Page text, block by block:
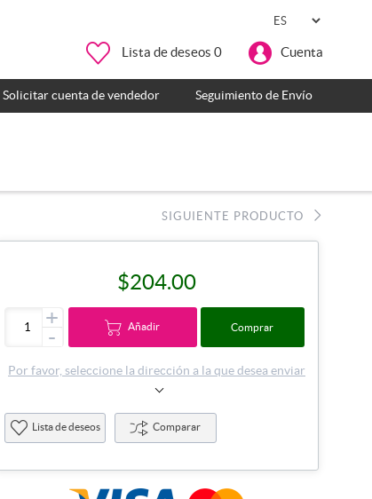
Lista de deseos 0 Cuenta
Solicitar cuenta de vendedor Seguimiento de Envío
SIGUIENTE PRODUCTO
$204.00
+
- Añadir Comprar
Por favor, seleccione la dirección a la que desea enviar
Lista de deseos Comparar